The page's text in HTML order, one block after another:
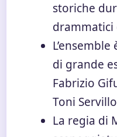
storiche
drammatici
di grande
Fabrizio
Toni
La regia di